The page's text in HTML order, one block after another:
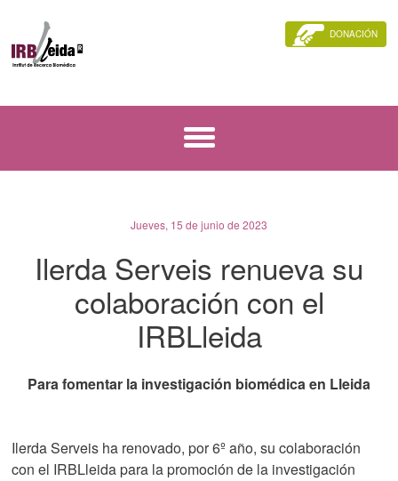
DONACIÓN
Jueves, 15 de junio de 2023
Ilerda Serveis renueva su
colaboración con el
IRBLleida
Para fomentar la investigación biomédica en Lleida
Ilerda Serveis ha renovado, por 6º año, su colaboración
con el IRBLleida para la promoción de la investigación